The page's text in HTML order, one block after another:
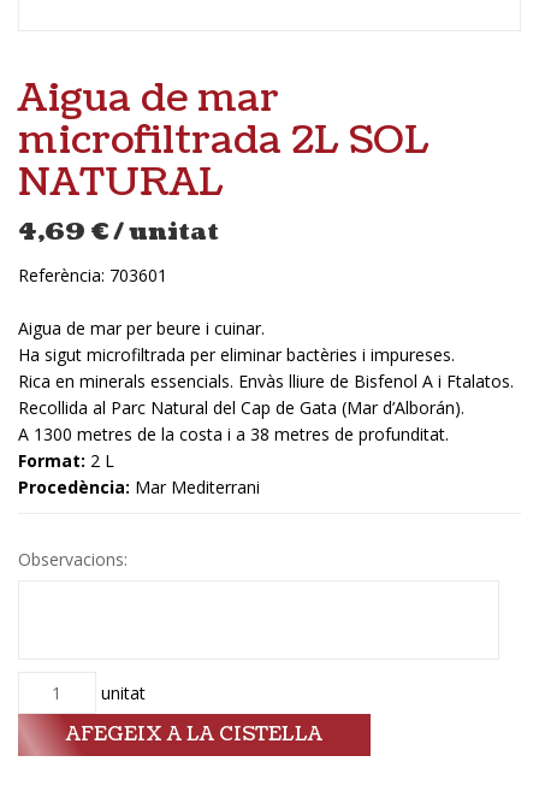
Aigua de mar
microfiltrada 2L SOL
NATURAL
4,69 €/ unitat
Referència: 703601
Aigua de mar per beure i cuinar.
Ha sigut microfiltrada per eliminar bactèries i impureses.
Rica en minerals essencials. Envàs lliure de Bisfenol A i Ftalatos.
Recollida al Parc Natural del Cap de Gata (Mar d’Alborán).
A 1300 metres de la costa i a 38 metres de profunditat.
Format: 2 L
Procedència: Mar Mediterrani
Observacions:
Quantitat unitat
AFEGEIX A LA CISTELLA